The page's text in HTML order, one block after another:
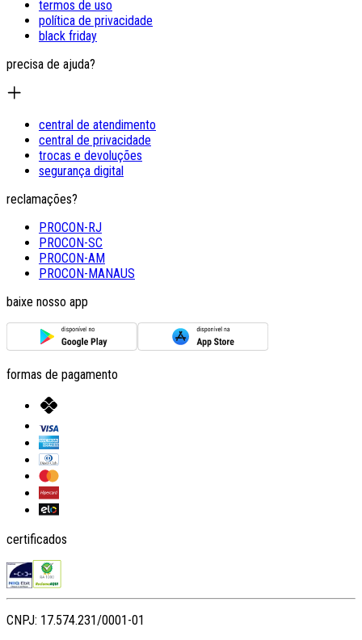
termos de uso
política de privacidade
black friday
precisa de ajuda?
central de atendimento
central de privacidade
trocas e devoluções
segurança digital
reclamações?
PROCON-RJ
PROCON-SC
PROCON-AM
PROCON-MANAUS
baixe nosso app
formas de pagamento
certificados
CNPJ: 17.574.231/0001-01